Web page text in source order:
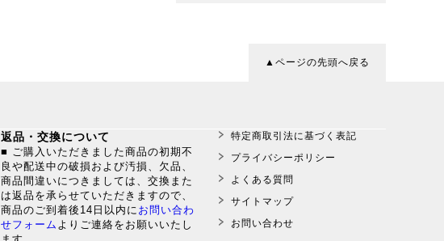
▲ページの先頭へ戻る
返品・交換について
■ ご購入いただきました商品の初期不
良や配送中の破損および汚損、欠品、
商品間違いにつきましては、交換また
は返品を承らせていただきますので、
商品のご到着後14日以内に お問い合わ
せフォーム よりご連絡をお願いいたし
特定商取引法に基づく表記
プライバシーポリシー
よくある質問
サイトマップ
お問い合わせ